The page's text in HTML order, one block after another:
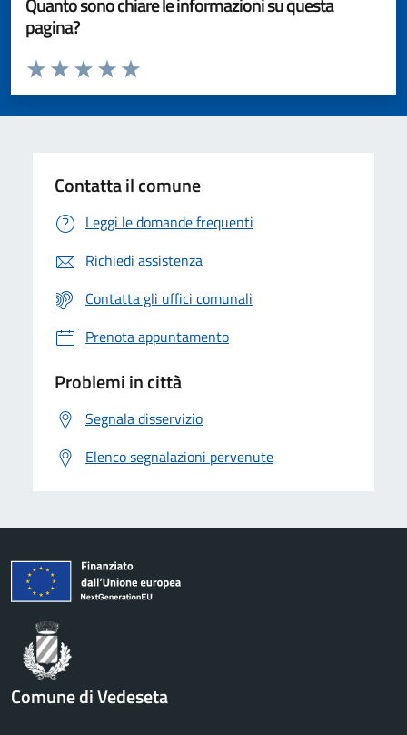
pagina?
Valuta da 1 a 5 stelle la pagina
Valuta 5 stelle su 5
Valuta 4 stelle su 5
Valuta 3 stelle su 5
Valuta 2 stelle su 5
Valuta 1 stelle su 5
Contatta il comune
Leggi le domande frequenti
Richiedi assistenza
Contatta gli uffici comunali
Prenota appuntamento
Problemi in città
Segnala disservizio
Elenco segnalazioni pervenute
Comune di Vedeseta